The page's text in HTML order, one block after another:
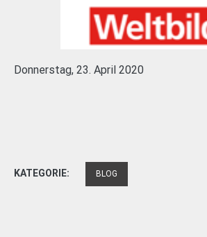
Donnerstag, 23. April 2020
KATEGORIE: BLOG